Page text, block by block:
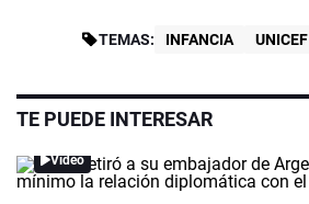
TEMAS: INFANCIA UNICEF
TE PUEDE INTERESAR
Video